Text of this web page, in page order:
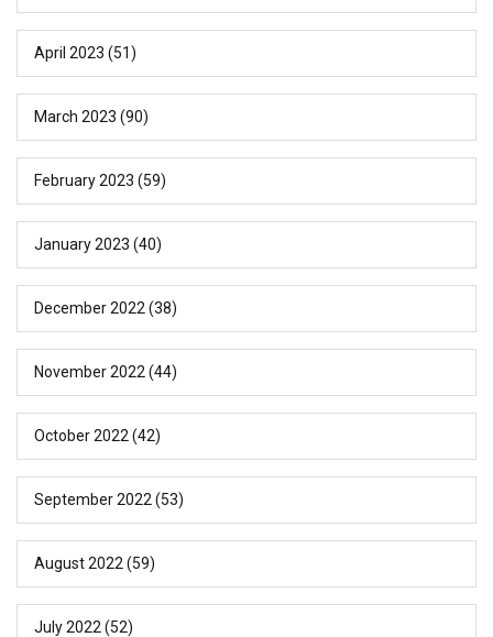
April 2023 (51)
March 2023 (90)
February 2023 (59)
January 2023 (40)
December 2022 (38)
November 2022 (44)
October 2022 (42)
September 2022 (53)
August 2022 (59)
July 2022 (52)